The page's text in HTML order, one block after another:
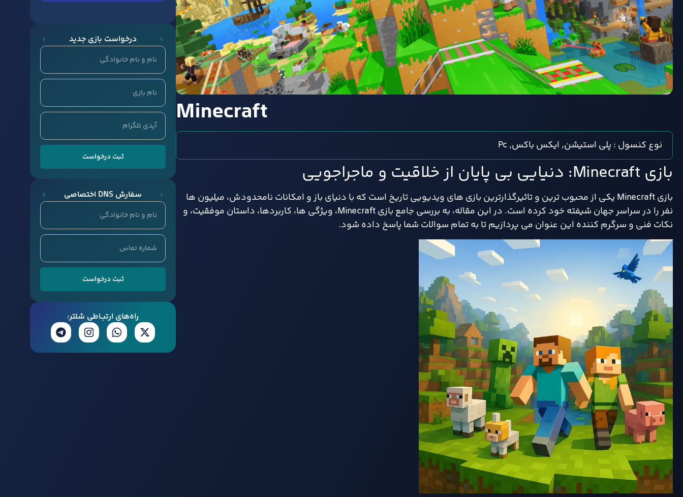
Minecraft
نوع کنسول : پلی استیشن, ایکس باکس, Pc
بازی Minecraft: دنیایی بی پایان از خلاقیت و ماجراجویی
بازی Minecraft یکی از محبوب ترین و تاثیرگذارترین بازی های ویدیویی تاریخ است که با دنیای باز و امکانات نامحدودش، میلیون ها
نفر را در سراسر جهان شیفته خود کرده است. در این مقاله، به بررسی جامع بازی Minecraft، ویژگی ها، کاربردها، داستان موفقیت، و
نکات فنی و سرگرم کننده این عنوان می پردازیم تا به تمام سوالات شما پاسخ داده شود.
درخواست بازی جدید
ثبت درخواست
سفارش DNS اختصاصی
ثبت درخواست
راه‌های ارتبــاطی شلتر: